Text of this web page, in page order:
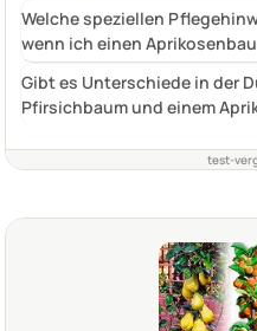
Welche speziellen
wenn ich einen
Gibt es Unterschiede in der
Pfirsichbaum und einem
test-